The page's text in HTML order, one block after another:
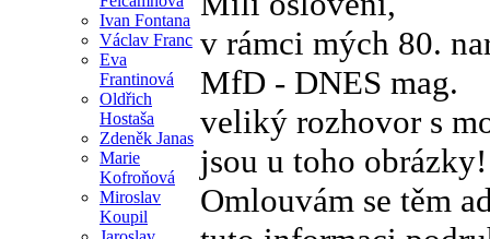
Ivan Fontana
Václav Franc
Eva
Frantinová
Oldřich
Hostaša
Zdeněk Janas
Marie
Kofroňová
Miroslav
Koupil
v rámci mých 80.
MfD - DNES mag.
veliký rozhovor s
jsou u toho obrázky!
Omlouvám se těm